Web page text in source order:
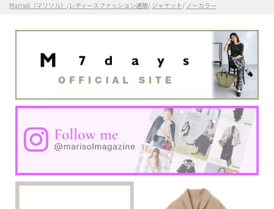
Marisol（マリソル） /レディースファッション通販/ ジャケット/ ノーカラー